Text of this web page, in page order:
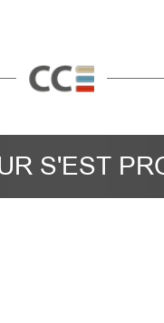
S'EST